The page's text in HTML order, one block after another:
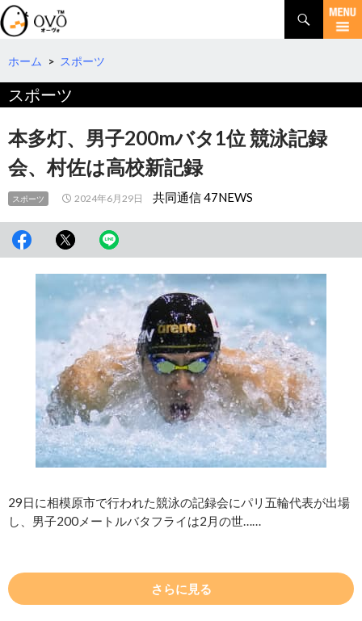
検
索
コ
テ
へ
動
ホーム > スポーツ
スポーツ
本多灯、男子200mバタ1位 競泳記録
会、村佐は高校新記録
スポーツ 2024年6月29日 共同通信 47NEWS
29日に相模原市で行われた競泳の記録会にパリ五輪代表が出場
し、男子200メートルバタフライは2月の世……
さらに見る